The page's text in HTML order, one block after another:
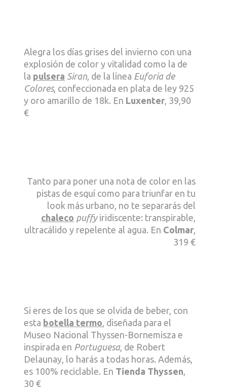
Alegra los días grises del invierno con una
explosión de color y vitalidad como la de
la pulsera Siran , de la línea Euforia de
Colores, confeccionada en plata de ley 925
y oro amarillo de 18k. En Luxenter , 39,90
€
Tanto para poner una nota de color en las
pistas de esquí como para triunfar en tu
look más urbano, no te separarás del
chaleco puffyiridiscente: transpirable,
ultracálido y repelente al agua. En Colmar,
319 €
Si eres de los que se olvida de beber, con
esta botella termo , diseñada para el
Museo Nacional Thyssen-Bornemisza e
inspirada en Portuguesa, de Robert
Delaunay, lo harás a todas horas. Además,
es 100% reciclable. En Tienda Thyssen
30 €